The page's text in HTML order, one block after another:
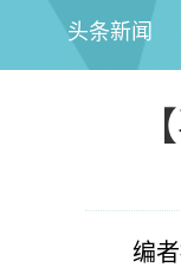
头条新闻
编